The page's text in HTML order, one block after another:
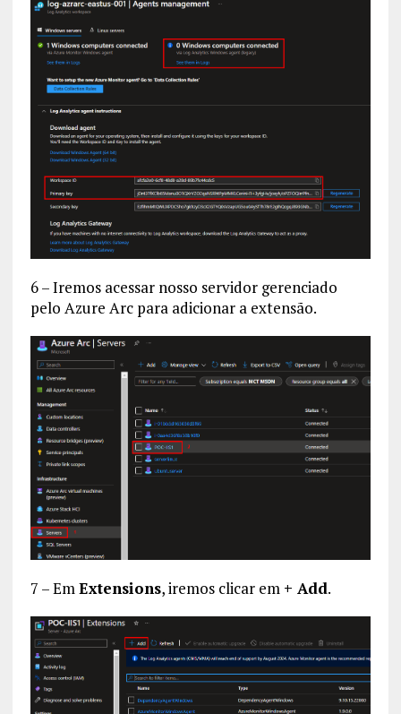
6 – Iremos acessar nosso servidor gerenciado
pelo Azure Arc para adicionar a extensão.
7 – EmExtensions, iremos clicar em + Add.